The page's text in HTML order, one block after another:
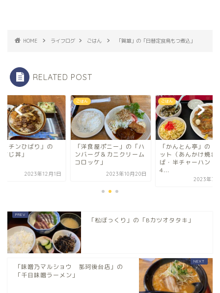
HOME ライフログ ごはん 「賀雄」の「日替定食鳥もつ煮込」
RELATED POST
食屋ポニー」の「ハ
ーグ＆カニクリーム
2023年10月20日
ごはん
「かんとん亭」の「Bセ
ット（あんかけ焼きそ
ば・半チャーハン・餃子
ごはん
「キッチンひばり
「牛すじ丼」
「松ぼっくり」の「Bカツオタタキ」
「味噌乃マルショウ 那珂後台店」の
「千日味噌ラーメン」